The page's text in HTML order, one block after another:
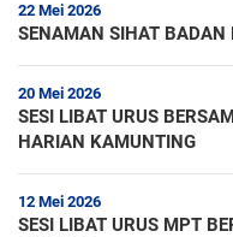
22 Mei 2026
SENAMAN SIHAT
20 Mei 2026
SESI LIBAT URUS
HARIAN KAMUNTING
12 Mei 2026
SESI LIBAT URUS MPT